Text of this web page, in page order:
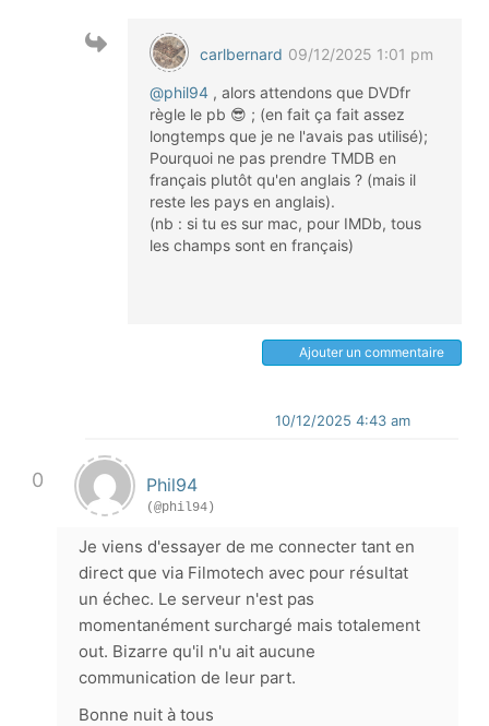
carlbernard 09/12/2025 1:01 pm
@phil94 , alors attendons que DVDfr
règle le pb 😎 ; (en fait ça fait assez
longtemps que je ne l'avais pas utilisé);
Pourquoi ne pas prendre TMDB en
français plutôt qu'en anglais ? (mais il
reste les pays en anglais).
(nb : si tu es sur mac, pour IMDb, tous
les champs sont en français)
Ajouter un commentaire
0
10/12/2025 4:43 am
Phil94
(@phil94)
Je viens d'essayer de me connecter tant en
direct que via Filmotech avec pour résultat
un échec. Le serveur n'est pas
momentanément surchargé mais totalement
out. Bizarre qu'il n'u ait aucune
communication de leur part.
Bonne nuit à tous